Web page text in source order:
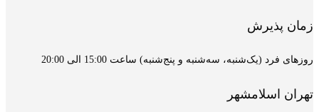
زمان پذیرش
روزهای فرد (یک‌شنبه، سه‌شنبه و پنج‌شنبه) ساعت 15:00 الی 20:00
تهران اسلامشهر